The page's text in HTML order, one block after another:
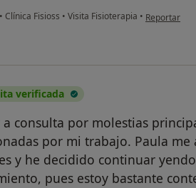
• Clínica Fisioss • Visita Fisioterapia • en opinión
Reportar
verificada
a consulta por molestias
por mi trabajo. Paula
y he decidido continuar
pues estoy bastante